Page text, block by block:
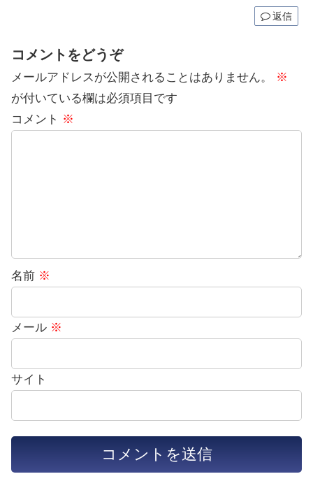
返信
コメントをどうぞ
メールアドレスが公開されることはありません。
※
が付いている欄は必須項目です
コメント ※
名前 ※
メール ※
サイト